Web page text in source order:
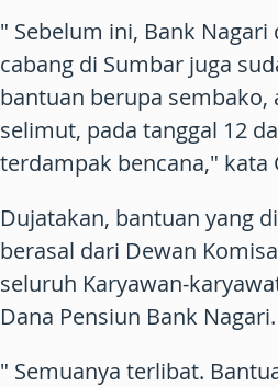
" Sebelum ini, Bank
cabang di Sumbar juga
bantuan berupa sembako,
selimut, pada tanggal 12
terdampak bencana," kata
Dujatakan, bantuan yang
berasal dari Dewan
seluruh Karyawan-
Dana Pensiun Bank Nagari.
" Semuanya terlibat.